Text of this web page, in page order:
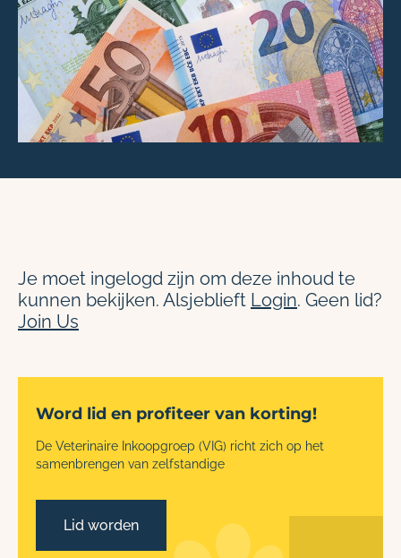
Je moet ingelogd zijn om deze inhoud te
kunnen bekijken. Alsjeblieft Login. Geen lid?
Join Us
Word lid en profiteer van korting!
De Veterinaire Inkoopgroep (VIG) richt zich op het
samenbrengen van zelfstandige
Lid worden